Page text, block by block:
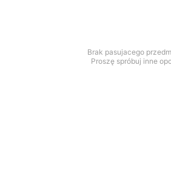
Brak pasujacego
Proszę spróbuj inne